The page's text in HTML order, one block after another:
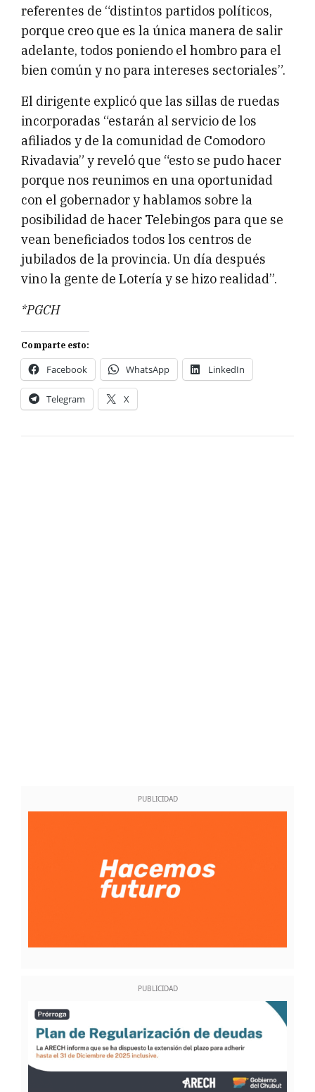
referentes de “distintos partidos políticos,
porque creo que es la única manera de salir
adelante, todos poniendo el hombro para el
bien común y no para intereses sectoriales”.
El dirigente explicó que las sillas de ruedas
incorporadas “estarán al servicio de los
afiliados y de la comunidad de Comodoro
Rivadavia” y reveló que “esto se pudo hacer
porque nos reunimos en una oportunidad
con el gobernador y hablamos sobre la
posibilidad de hacer Telebingos para que se
vean beneficiados todos los centros de
jubilados de la provincia. Un día después
vino la gente de Lotería y se hizo realidad”.
*PGCH
Comparte esto:
Facebook WhatsApp LinkedIn
Telegram X